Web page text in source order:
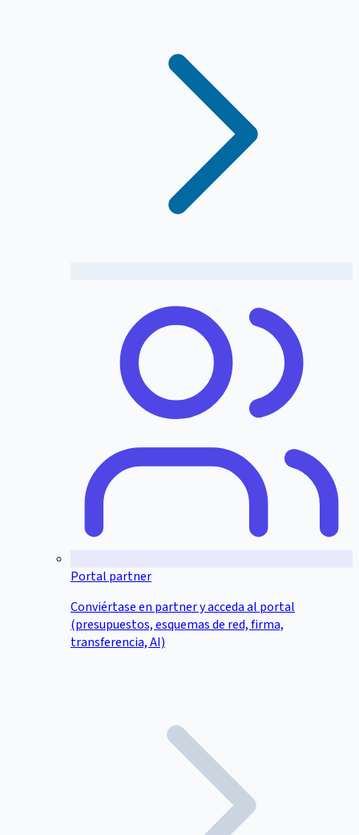
Portal partner
Conviértase en partner y acceda al portal
(presupuestos, esquemas de red, firma,
transferencia, AI)